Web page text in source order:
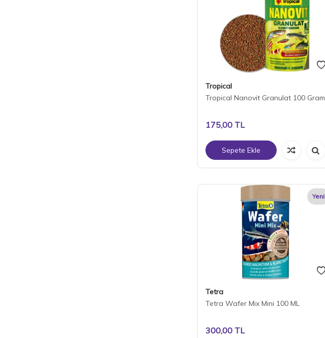
Tropical
Tropical Nanovit Granulat 100 Gram
175,00 TL
Sepete Ekle
Yeni
Tetra
Tetra Wafer Mix Mini 100 ML
300,00 TL